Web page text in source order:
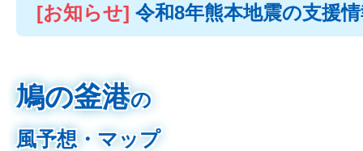
[お知らせ] 令和8年熊本地震の支援
鳩の釜港の
風予想・マップ